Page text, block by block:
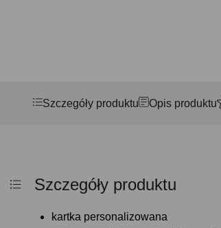
Szczegóły produktu Opis produktu
Szczegóły produktu
kartka personalizowana